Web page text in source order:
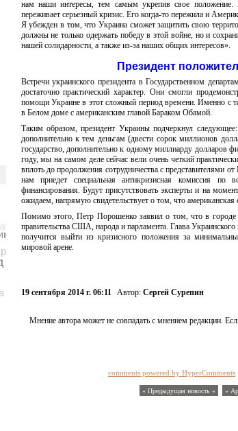
нам наши интересы, тем самым укрепив свое
переживает серьезный кризис. Его когда-то пережила и
Я убежден в том, что Украина сможет защитить свою
должны не только одержать победу в этой войне, но и
нашей солидарности, а также из-за наших общих интересов».
Президент
Встречи украинского президента в Государственном
достаточно практический характер. Они смогли
помощи Украине в этот сложный период времени. Именно с
в Белом доме с американским главой Бараком Обамой.
Таким образом, президент Украины подчеркнул
дополнительно к тем деньгам (двести сорок миллионов
государство, дополнительно к одному миллиарду долларов
году, мы на самом деле сейчас вели очень четкий
вплоть до продолжения сотрудничества с
нам приедет специальная антикризисная комиссия по
финансирования. Будут присутствовать эксперты и на
ожидаем, напрямую свидетельствует о том, что американская
Помимо этого, Петр Порошенко заявил о том, что в
правительства США, народа и парламента. Глава Украинского
получится выйти из кризисного положения за
мировой арене.
19 сентября 2014 г. 06:11 Автор: Сергей Сурепин
Мнение автора может не совпадать с мнением редакции.
comments powered by HyperComments
« Предыдущая новость « »